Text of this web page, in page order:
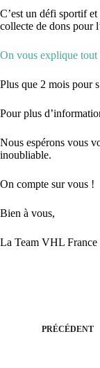
C’est un défi sportif
collecte de dons pour
On vous explique
Plus que 2 mois pour
Pour plus
Nous espérons vous
inoubliable.
On compte sur vous !
Bien à vous,
La Team VHL France
PRÉCÉDENT